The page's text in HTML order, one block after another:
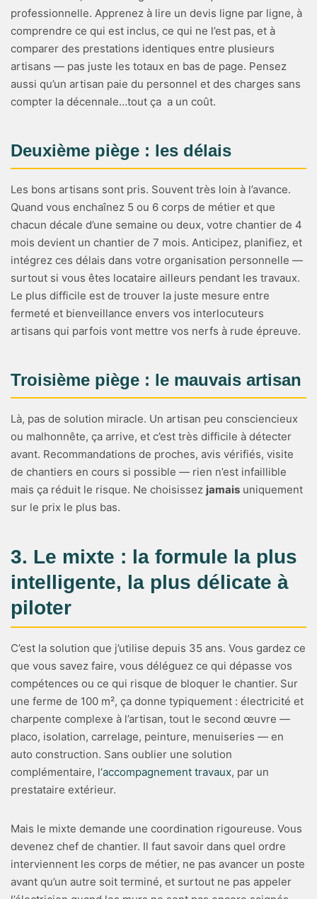
professionnelle. Apprenez à lire un devis ligne par ligne, à
comprendre ce qui est inclus, ce qui ne l’est pas, et à
comparer des prestations identiques entre plusieurs
artisans — pas juste les totaux en bas de page. Pensez
aussi qu’un artisan paie du personnel et des charges sans
compter la décennale…tout ça a un coût.
Deuxième piège : les délais
Les bons artisans sont pris. Souvent très loin à l’avance.
Quand vous enchaînez 5 ou 6 corps de métier et que
chacun décale d’une semaine ou deux, votre chantier de 4
mois devient un chantier de 7 mois. Anticipez, planifiez, et
intégrez ces délais dans votre organisation personnelle —
surtout si vous êtes locataire ailleurs pendant les travaux.
Le plus difficile est de trouver la juste mesure entre
fermeté et bienveillance envers vos interlocuteurs
artisans qui parfois vont mettre vos nerfs à rude épreuve.
Troisième piège : le mauvais artisan
Là, pas de solution miracle. Un artisan peu consciencieux
ou malhonnête, ça arrive, et c’est très difficile à détecter
avant. Recommandations de proches, avis vérifiés, visite
de chantiers en cours si possible — rien n’est infaillible
mais ça réduit le risque. Ne choisissez jamais uniquement
sur le prix le plus bas.
3. Le mixte : la formule la plus
intelligente, la plus délicate à
piloter
C’est la solution que j’utilise depuis 35 ans. Vous gardez ce
que vous savez faire, vous déléguez ce qui dépasse vos
compétences ou ce qui risque de bloquer le chantier. Sur
une ferme de 100 m², ça donne typiquement : électricité et
charpente complexe à l’artisan, tout le second œuvre —
placo, isolation, carrelage, peinture, menuiseries — en
auto construction. Sans oublier une solution
complémentaire, l‘accompagnement travaux, par un
prestataire extérieur.
Mais le mixte demande une coordination rigoureuse. Vous
devenez chef de chantier. Il faut savoir dans quel ordre
interviennent les corps de métier, ne pas avancer un poste
avant qu’un autre soit terminé, et surtout ne pas appeler